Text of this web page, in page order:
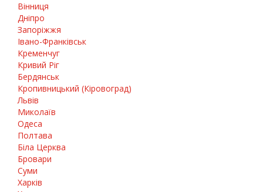
Вінниця
Дніпро
Запоріжжя
Івано-Франківськ
Кременчуг
Кривий Ріг
Бердянськ
Кропивницький (Кіровоград)
Львів
Миколаїв
Одеса
Полтава
Біла Церква
Бровари
Суми
Харків